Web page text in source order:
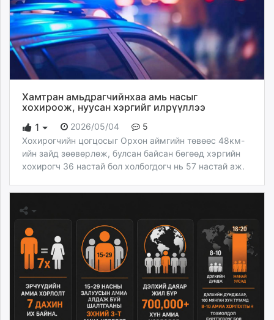
Хамтран амьдрагчийнхаа амь насыг
хохироож, нуусан хэргийг илрүүллээ
1
2026/05/04
5
Хохирогчийн цогцосыг Орхон аймгийн төвөөс 48км-
ийн зайд зөөвөрлөж, булсан байсан бөгөөд хэргийн
хохирогч 36 настай бол холбогдогч нь 57 настай аж.